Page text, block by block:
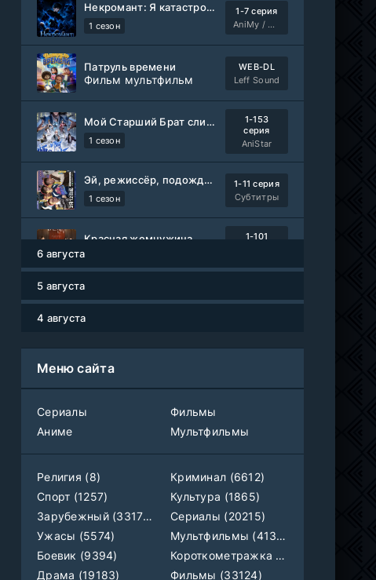
Некромант: Я катастрофа
1 сезон
1-7 серия
AniMy / RuChiMe
Патруль времени
Фильм мультфильм
WEB-DL
Leff Sound
Мой Старший Брат слишком стабилен
1 сезон
1-153
серия
AniStar
Эй, режиссёр, подождите!
1 сезон
1-11 серия
Субтитры
Красная жемчужина
1-101
1-8 серия
Власть в ночном городе. Книга третья: Юность Кэнена
1-5 сезон
Правила моей кухни
Фильм
KimchiTV
Счастливы ли мы?
Фильм
WEB-Rip
Синема УС
6 августа
5 августа
4 августа
Меню сайта
Сериалы
Фильмы
Аниме
Мультфильмы
Религия (8)
Криминал (6612)
Спорт (1257)
Культура (1865)
Зарубежный (33179)
Сериалы (20215)
Ужасы (5574)
Мультфильмы (4133)
Боевик (9394)
Короткометражка (700)
Драма (19183)
Фильмы (33124)